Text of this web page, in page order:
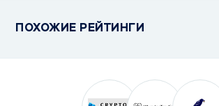
ПОХОЖИЕ РЕЙТИНГИ